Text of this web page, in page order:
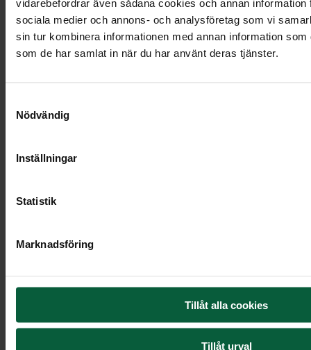
vidarebefordrar även sådana cookies och annan information
sociala medier och annons- och analysföretag som vi
sin tur kombinera informationen med annan information
som de har samlat in när du har använt deras tjänster.
Nödvändig
Inställningar
Statistik
Marknadsföring
Tillåt alla cookies
Tillåt urval
Kista Tradition,havsvik